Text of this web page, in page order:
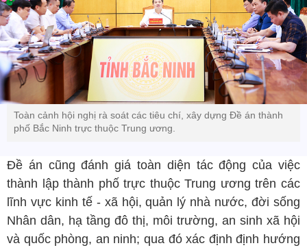
Toàn cảnh hội nghị rà soát các tiêu chí, xây dựng Đề án thành
phố Bắc Ninh trực thuộc Trung ương.
Đề án cũng đánh giá toàn diện tác động của việc
thành lập thành phố trực thuộc Trung ương trên các
lĩnh vực kinh tế - xã hội, quản lý nhà nước, đời sống
Nhân dân, hạ tầng đô thị, môi trường, an sinh xã hội
và quốc phòng, an ninh; qua đó xác định định hướng